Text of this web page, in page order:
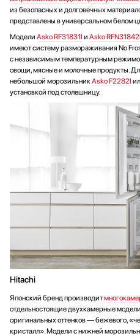
из безопасных и долговечных
представлены в универсальном белом
Модели Asko RF31831I и Asko RFN31842I
имеют систему размораживания No
с независимым температурным
овощи, мясные и молочные продукты.
небольшой морозильникAsko F2282I
установкой под столешницу.
Hitachi
Японский бренд производит
отдельностоящие двухкамерные
оригинальных оттенков — бежевого,
кристалл». Модели с нижней